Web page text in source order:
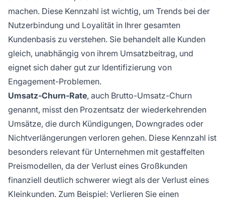
machen. Diese Kennzahl ist wichtig, um Trends bei der
Nutzerbindung und Loyalität in Ihrer gesamten
Kundenbasis zu verstehen. Sie behandelt alle Kunden
gleich, unabhängig von ihrem Umsatzbeitrag, und
eignet sich daher gut zur Identifizierung von
Engagement-Problemen.
Umsatz-Churn-Rate, auch Brutto-Umsatz-Churn
genannt, misst den Prozentsatz der wiederkehrenden
Umsätze, die durch Kündigungen, Downgrades oder
Nichtverlängerungen verloren gehen. Diese Kennzahl ist
besonders relevant für Unternehmen mit gestaffelten
Preismodellen, da der Verlust eines Großkunden
finanziell deutlich schwerer wiegt als der Verlust eines
Kleinkunden. Zum Beispiel: Verlieren Sie einen